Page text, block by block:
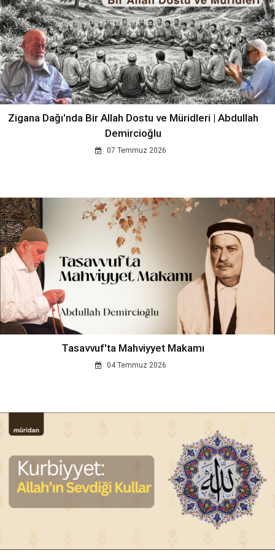
Zigana Dağı'nda Bir Allah Dostu ve Müridleri | Abdullah
Demircioğlu
07 Temmuz 2026
Tasavvuf'ta Mahviyyet Makamı
04 Temmuz 2026